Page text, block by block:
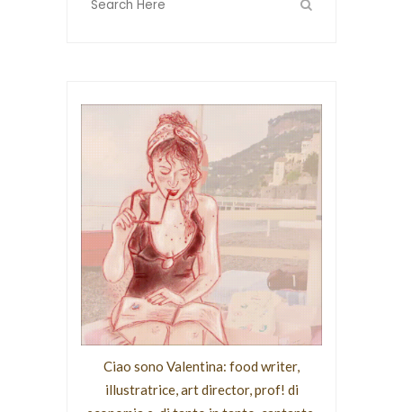
Ciao sono Valentina: food writer,
illustratrice, art director, prof! di